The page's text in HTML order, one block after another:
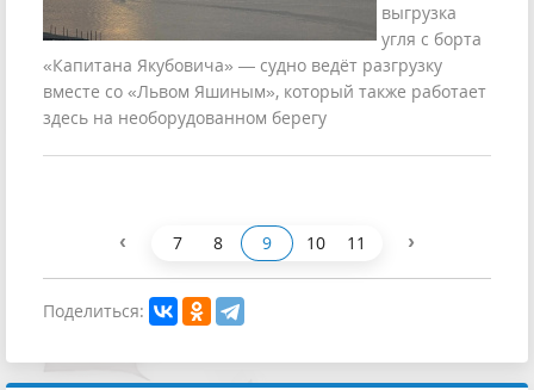
выгрузка
угля с борта
«Капитана Якубовича» — судно ведёт разгрузку
вместе со «Львом Яшиным», который также работает
здесь на необорудованном берегу
‹ 7 8 9 10 11 ›
Поделиться: